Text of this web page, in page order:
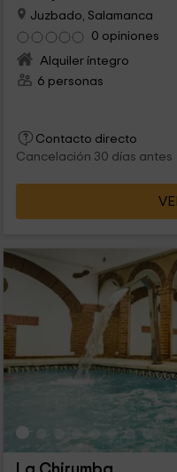
Juzbado, Salamanca
0 opiniones
Alquiler íntegro
6 personas
Contacto directo
Cancelación 30 días antes